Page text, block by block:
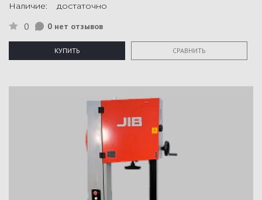
Наличие: достаточно
0 0 нет отзывов
КУПИТЬ СРАВНИТЬ